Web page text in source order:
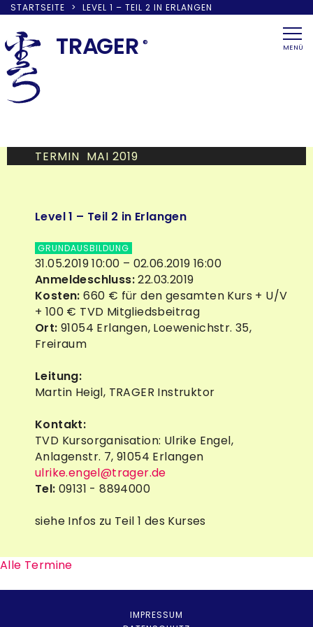
STARTSEITE > LEVEL 1 – TEIL 2 IN ERLANGEN
to
content
TRAGER ® MENÜ
TERMIN MAI 2019
Level 1 – Teil 2 in Erlangen
GRUNDAUSBILDUNG
31.05.2019 10:00 – 02.06.2019 16:00
Anmeldeschluss:22.03.2019
Kosten: 660 € für den gesamten Kurs + U/V
+ 100 € TVD Mitgliedsbeitrag
Ort: 91054 Erlangen, Loewenichstr. 35,
Freiraum
Leitung:
Martin Heigl, TRAGER Instruktor
Kontakt:
TVD Kursorganisation: Ulrike Engel,
Anlagenstr. 7, 91054 Erlangen
ulrike.engel@trager.de
Tel: 09131 - 8894000
siehe Infos zu Teil 1 des Kurses
Alle Termine
IMPRESSUM